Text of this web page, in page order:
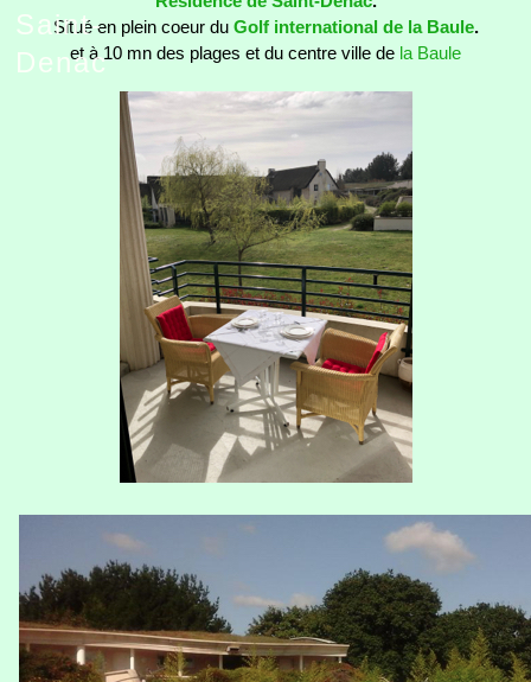
Saint-
Denac
Situé en plein coeur du Golf international de la Baule.
et à 10 mn des plages et du centre ville de la Baule